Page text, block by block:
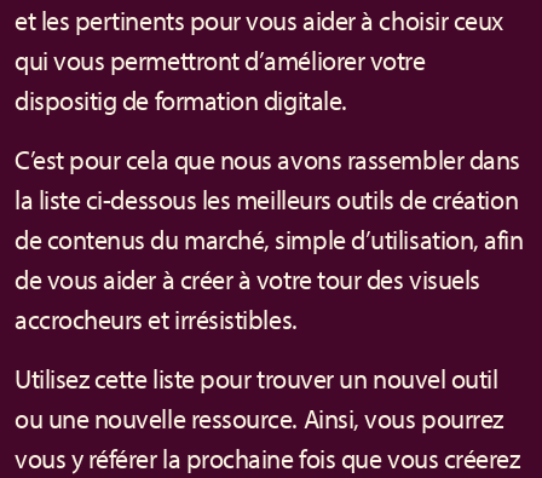
et les pertinents pour vous aider à choisir ceux
qui vous permettront d’améliorer votre
dispositig de formation digitale.
C’est pour cela que nous avons rassembler dans
la liste ci-dessous les meilleurs outils de création
de contenus du marché, simple d’utilisation, afin
de vous aider à créer à votre tour des visuels
accrocheurs et irrésistibles.
Utilisez cette liste pour trouver un nouvel outil
ou une nouvelle ressource. Ainsi, vous pourrez
vous y référer la prochaine fois que vous créerez